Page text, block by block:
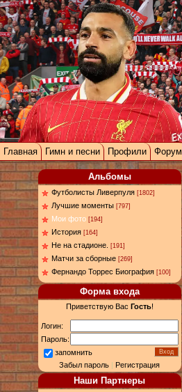
Главная Гимн и песни Профили Форум
Альбомы
Футболисты Ливерпуля [1802]
Лучшие моменты [797]
Мои фото [194]
История [164]
Не на стадионе. [191]
Матчи за сборные [269]
Фернандо Торрес Биография [100]
Форма входа
Приветствую Вас Гость!
Логин:
Пароль:
запомнить
Забыл пароль |Регистрация
Наши Партнеры